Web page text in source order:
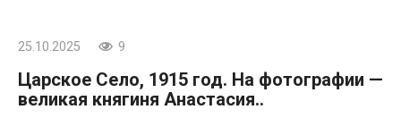
25.10.2025 9
Царское Село, 1915 год. На фотографии —
великая княгиня Анастасия..